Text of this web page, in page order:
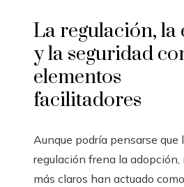
La regulación, la
y la seguridad
elementos
facilitadores
Aunque podría pensarse que
regulación frena la adopción,
más claros han actuado como